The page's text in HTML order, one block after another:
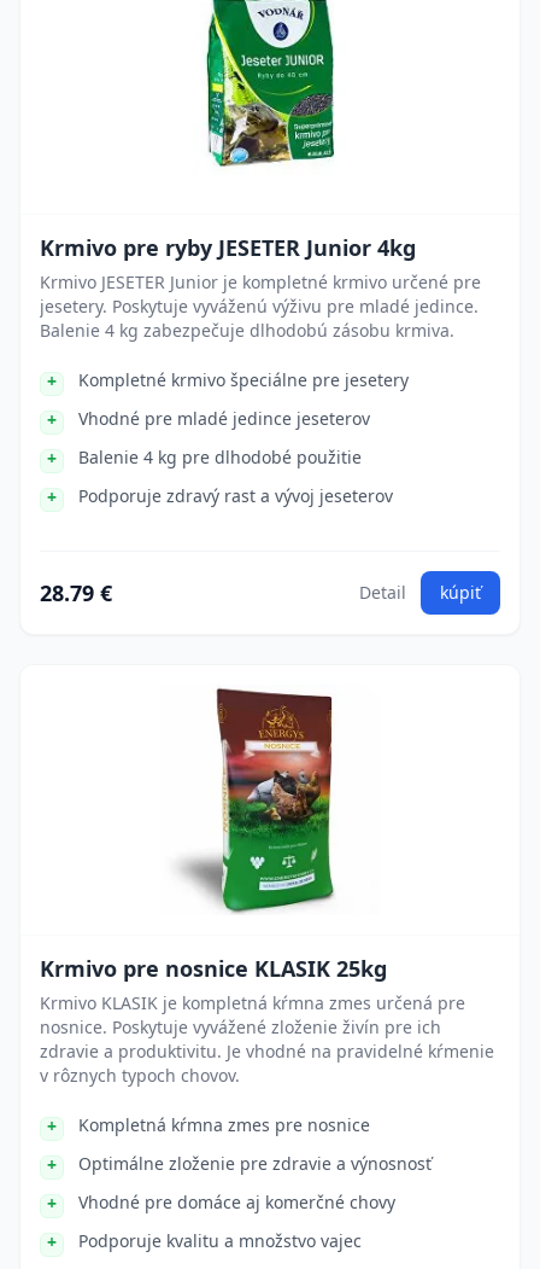
Krmivo pre ryby JESETER Junior 4kg
Krmivo JESETER Junior je kompletné krmivo určené pre
jesetery. Poskytuje vyváženú výživu pre mladé jedince.
Balenie 4 kg zabezpečuje dlhodobú zásobu krmiva.
Kompletné krmivo špeciálne pre jesetery
Vhodné pre mladé jedince jeseterov
Balenie 4 kg pre dlhodobé použitie
Podporuje zdravý rast a vývoj jeseterov
28.79 € Detail kúpiť
Krmivo pre nosnice KLASIK 25kg
Krmivo KLASIK je kompletná kŕmna zmes určená pre
nosnice. Poskytuje vyvážené zloženie živín pre ich
zdravie a produktivitu. Je vhodné na pravidelné kŕmenie
v rôznych typoch chovov.
Kompletná kŕmna zmes pre nosnice
Optimálne zloženie pre zdravie a výnosnosť
Vhodné pre domáce aj komerčné chovy
Podporuje kvalitu a množstvo vajec